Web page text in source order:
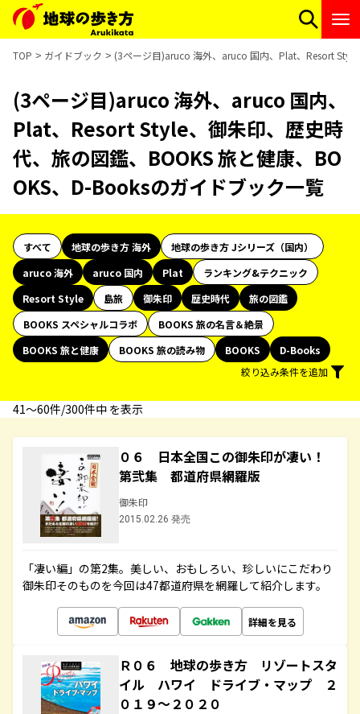
TOP ガイドブック (3ページ目)aruco 海外、aruco 国内、Plat、Resort
(3ページ目)aruco 海外、aruco 国内、
Plat、Resort Style、御朱印、歴史時
代、旅の図鑑、BOOKS 旅と健康、BO
OKS、D-Booksのガイドブック一覧
すべて 地球の歩き方 海外
地球の歩き方 Jシリーズ（国内）
aruco 海外
aruco 国内 Plat
ランキング&テクニック
Resort Style
島旅 御朱印 歴史時代
旅の図鑑
BOOKS スペシャルコラボ
BOOKS 旅の名言＆絶景
BOOKS 旅と健康
BOOKS 旅の読み物 BOOKS
D-Books
絞り込み条件を追加
41〜60件/300件中 を表示
０６ 日本全国この御朱印が凄い！
第弐集 都道府県網羅版
御朱印
2015.02.26 発売
「凄い編」の第2集。美しい、おもしろい、珍しいにこだわり
御朱印そのものを今回は47都道府県を網羅して紹介します。
詳細を見る
Ｒ０６ 地球の歩き方 リゾートスタ
イル ハワイ ドライブ・マップ ２
０１９～２０２０